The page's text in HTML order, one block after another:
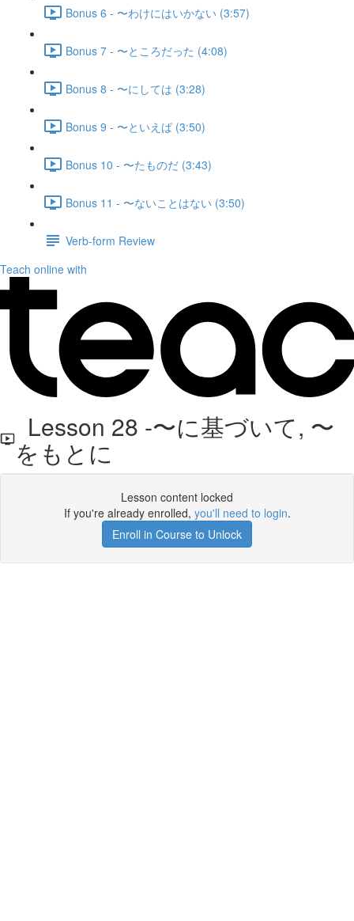
Bonus 6 - 〜わけにはいかない (3:57)
Bonus 7 - 〜ところだった (4:08)
Bonus 8 - 〜にしては (3:28)
Bonus 9 - 〜といえば (3:50)
Bonus 10 - 〜たものだ (3:43)
Bonus 11 - 〜ないことはない (3:50)
Verb-form Review
Teach online with
Lesson 28 -〜に基づいて, 〜
をもとに
Lesson content locked
If you're already enrolled, you'll need to login.
Enroll in Course to Unlock